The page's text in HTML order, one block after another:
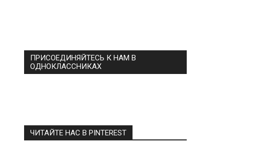
ПРИСОЕДИНЯЙТЕСЬ К НАМ В
ОДНОКЛАССНИКАХ
ЧИТАЙТЕ НАС В PINTEREST